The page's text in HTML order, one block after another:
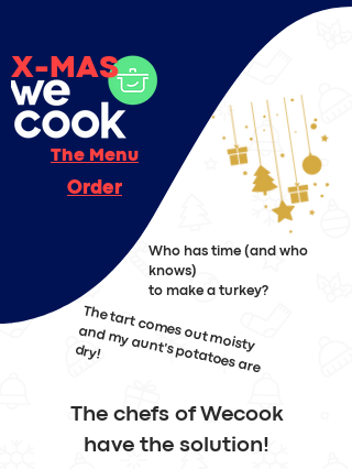
X-MAS
The Menu
Order
Who has time (and who
knows)
to make a turkey?
The tart com
es out m
oisty
and m
y aunt's potatoes are
dry!
The chefs of Wecook
have the solution!